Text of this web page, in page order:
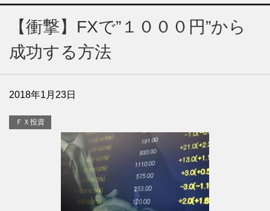
【衝撃】FXで”１０００円”から
成功する方法
2018年1月23日
ＦＸ投資